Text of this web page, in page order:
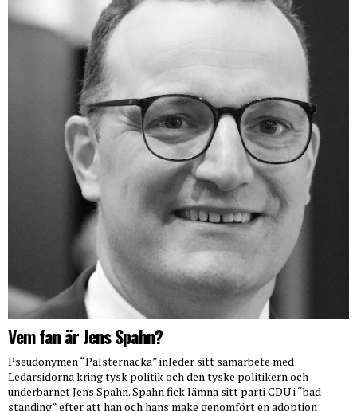
Vem fan är Jens Spahn?
Pseudonymen “Palsternacka” inleder sitt samarbete med
Ledarsidorna kring tysk politik och den tyske politikern och
underbarnet Jens Spahn. Spahn fick lämna sitt parti CDU i “bad
standing” efter att han och hans make genomfört en adoption